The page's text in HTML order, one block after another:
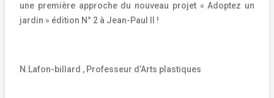
une première approche du nouveau projet « Adoptez un
jardin » édition N° 2 à Jean-Paul II !
N.Lafon-billard , Professeur d’Arts plastiques